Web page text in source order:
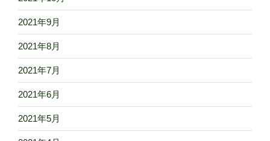
2021年9月
2021年8月
2021年7月
2021年6月
2021年5月